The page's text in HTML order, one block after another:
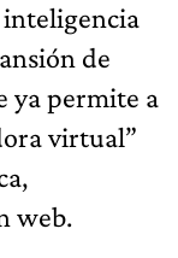
inteligencia
de
ya permite a
virtual”
web.